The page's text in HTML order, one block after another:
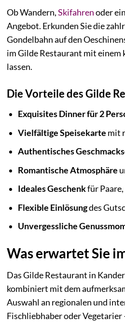
Ob Wandern,Skifahrenoder
Angebot. Erkunden Sie die
Gondelbahn auf den
im Gilde Restaurant mit einem
lassen.
Die Vorteile des Gilde
Exquisites Dinner für 2
Vielfältige Speisekarte mit
Authentisches
Romantische Atmosphäre
Ideales Geschenkfür
Flexible Einlösungdes
Unvergessliche
Was erwartet Sie
Das Gilde Restaurant in
kombiniert mit dem
Auswahl an regionalen und
Fischliebhaber oder Vegetarier